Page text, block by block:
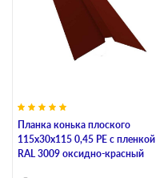
Планка конька плоского
115х30х115 0,45 PE с пленкой
RAL 3009 оксидно-красный